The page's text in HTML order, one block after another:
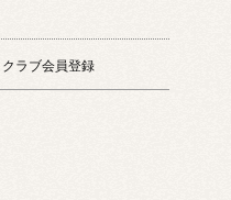
クラブ会員登録